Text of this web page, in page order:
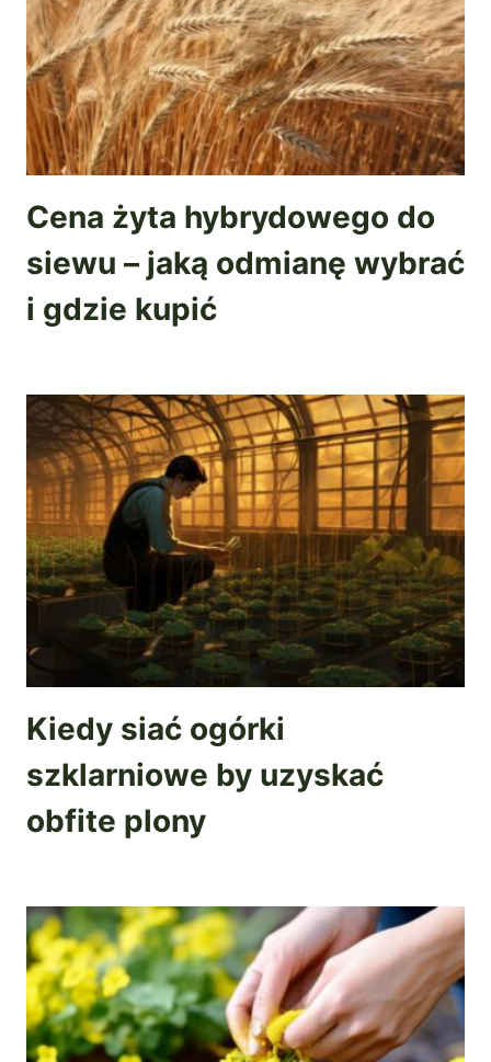
Cena żyta hybrydowego do
siewu – jaką odmianę wybrać
i gdzie kupić
Kiedy siać ogórki
szklarniowe by uzyskać
obfite plony